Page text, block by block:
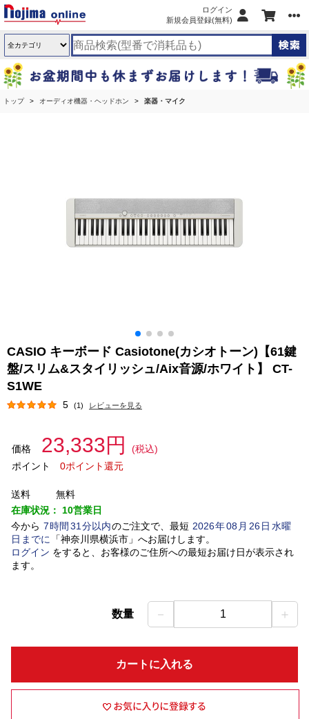
ログイン
新規会員登録(無料)
トップ オーディオ機器・ヘッドホン 楽器・マイク
CASIO キーボード Casiotone(カシオトーン)【61鍵
盤/スリム&スタイリッシュ/Aix音源/ホワイト】 CT-
S1WE
5 (1) レビューを見る
価格 23,333円
(税込)
ポイント
0ポイント還元
送料
無料
在庫状況： 10営業日
今から 7時間 31 分以内のご注文で、最短 2026年08 月 26日水曜
日 までに 「神奈川県横浜市」 へお届けします。
ログイン をすると、お客様のご住所への最短お届け日が表示され
ます。
数量 － 1 ＋
カートに入れる